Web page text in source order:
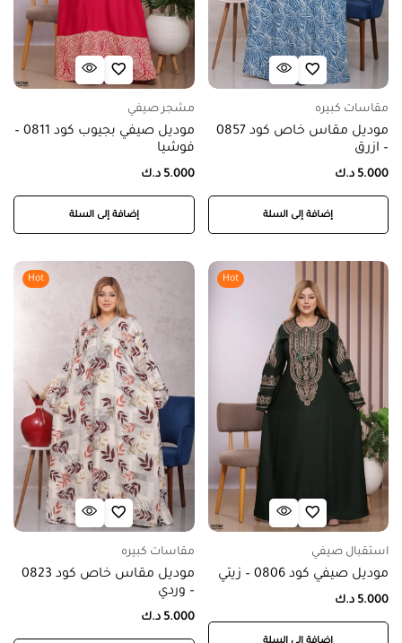
مقاسات كبيره
موديل مقاس خاص كود 0857
– ازرق
5.000 د.ك
إضافة إلى السلة
مشجر صيفي
موديل صيفي بجيوب كود 0811 –
فوشيا
5.000 د.ك
إضافة إلى السلة
Hot
استقبال صيفي
موديل صيفي كود 0806 – زيتي
5.000 د.ك
Hot
مقاسات كبيره
موديل مقاس خاص كود 0823
– وردي
5.000 د.ك